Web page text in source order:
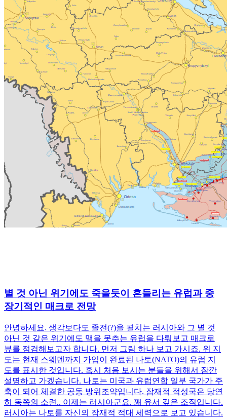
별 것 아닌 위기에도 죽을듯이 흔들리는 유럽과 중
장기적인 매크로 전망
안녕하세요. 생각보다도 졸전(?)을 펼치는 러시아와 그 별 것
아닌 것 같은 위기에도 맥을 못추는 유럽을 다뤄보고 매크로
뷰를 점검해보고자 합니다. 먼저 그림 하나 보고 가시죠. 위 지
도는 현재 스웨덴까지 가입이 완료된 나토(NATO)의 유럽 지
도를 표시한 것입니다. 혹시 처음 보시는 분들을 위해서 잠깐
설명하고 가겠습니다. 나토는 미국과 유럽연합 일부 국가가 주
축이 되어 체결한 공동 방위조약입니다. 잠재적 적성국은 당연
히 동쪽의 소련.. 이제는 러시아군요. 꽤 유서 깊은 조직입니다.
러시아는 나토를 자신의 잠재적 적대 세력으로 보고 있습니다.